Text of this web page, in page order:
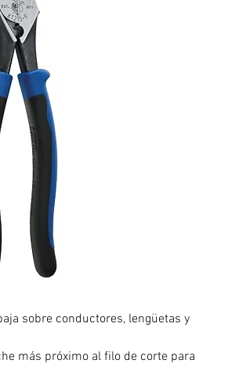
sobre conductores, lengüetas y
más próximo al filo de corte para